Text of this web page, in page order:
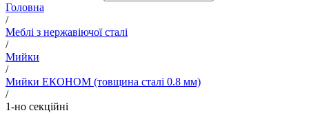
Головна
/
Меблі з нержавіючої сталі
/
Мийки
/
Мийки ЕКОНОМ (товщина сталі 0.8 мм)
/
1-но секційні